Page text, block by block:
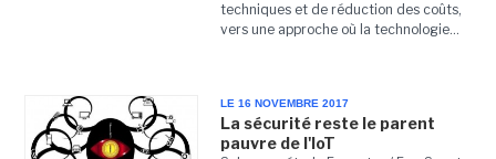
techniques et de réduction des coûts,
vers une approche où la technologie...
LE 16 NOVEMBRE 2017
La sécurité reste le parent
pauvre de l'IoT